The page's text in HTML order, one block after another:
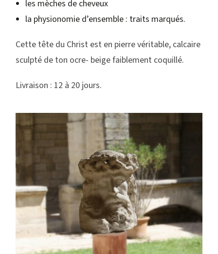
les mèches de cheveux
la physionomie d’ensemble : traits marqués.
Cette tête du Christ est en pierre véritable, calcaire
sculpté de ton ocre- beige faiblement coquillé.
Livraison : 12 à 20 jours.